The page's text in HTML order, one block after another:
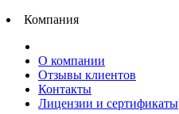
Компания
О компании
Отзывы клиентов
Контакты
Лицензии и сертификаты